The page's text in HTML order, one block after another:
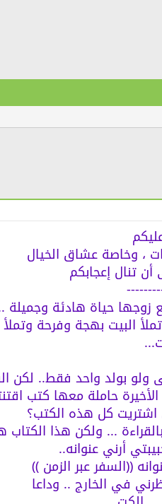
، وخاصة عشاق الخيال
تنال إعجابكم
، تعيش مع زوجها حياة
البيت بهجة وفرحة
ولو بولد واحد فقط.. لكن
حاملة معها كتب
اشتريت كل هذه الكتب؟
... ولكن هذا الكتاب
أرني عنوانه..
((السفر عبر الزمن ))
في الخارج .. وداعا